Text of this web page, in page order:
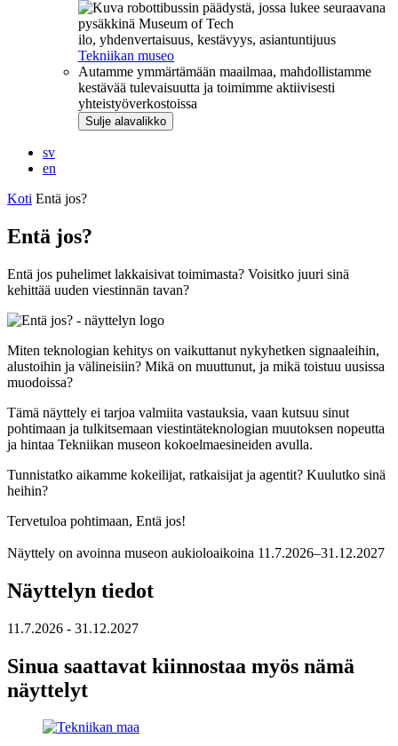
ilo, yhdenvertaisuus, kestävyys, asiantuntijuus
Tekniikan museo
Autamme ymmärtämään maailmaa, mahdollistamme
kestävää tulevaisuutta ja toimimme aktiivisesti
yhteistyöverkostoissa
Sulje alavalikko
sv
en
Koti Entä jos?
Entä jos?
Entä jos puhelimet lakkaisivat toimimasta? Voisitko juuri sinä
kehittää uuden viestinnän tavan?
Miten teknologian kehitys on vaikuttanut nykyhetken signaaleihin,
alustoihin ja välineisiin? Mikä on muuttunut, ja mikä toistuu uusissa
muodoissa?
Tämä näyttely ei tarjoa valmiita vastauksia, vaan kutsuu sinut
pohtimaan ja tulkitsemaan viestintäteknologian muutoksen nopeutta
ja hintaa Tekniikan museon kokoelmaesineiden avulla.
Tunnistatko aikamme kokeilijat, ratkaisijat ja agentit? Kuulutko sinä
heihin?
Tervetuloa pohtimaan, Entä jos!
Näyttely on avoinna museon aukioloaikoina 11.7.2026–31.12.2027
Näyttelyn tiedot
11.7.2026 - 31.12.2027
Sinua saattavat kiinnostaa myös nämä
näyttelyt